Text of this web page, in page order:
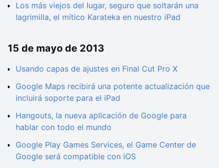
Los más viejos del lugar, seguro que soltarán una
lagrimilla, el mítico Karateka en nuestro iPad
15 de mayo de 2013
Usando capas de ajustes en Final Cut Pro X
Google Maps recibirá una potente actualización que
incluirá soporte para el iPad
Hangouts, la nueva aplicación de Google para
hablar con todo el mundo
Google Play Games Services, el Game Center de
Google será compatible con iOS